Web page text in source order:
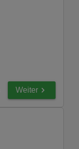
Weiter